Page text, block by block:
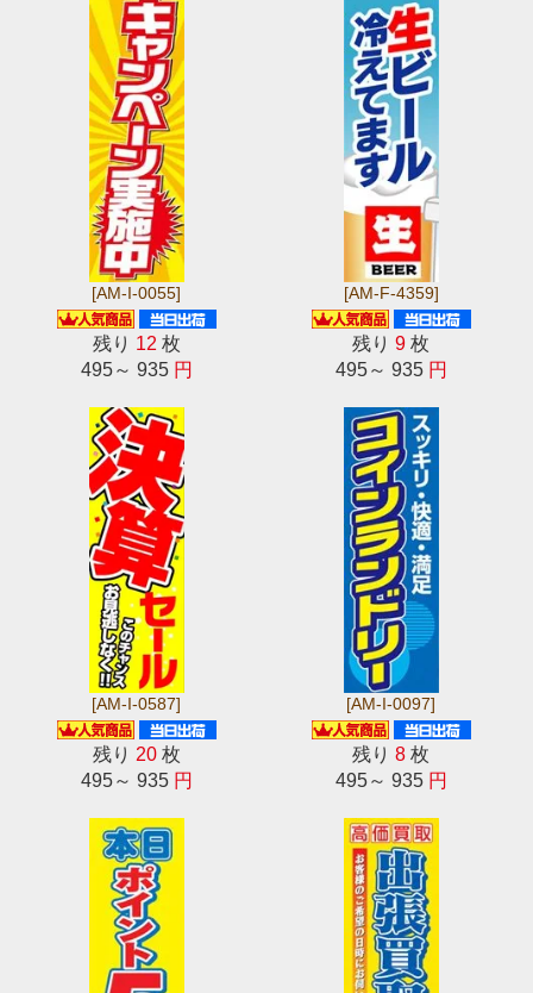
[AM-I-0055]
残り 12 枚
495～ 935 円
[AM-F-4359]
残り9 枚
495～ 935 円
[AM-I-0587]
残り 20枚
495～ 935 円
[AM-I-0097]
残り8 枚
495～ 935 円